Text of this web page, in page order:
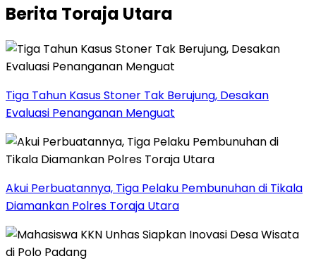
Berita Toraja Utara
Tiga Tahun Kasus Stoner Tak Berujung, Desakan
Evaluasi Penanganan Menguat
Akui Perbuatannya, Tiga Pelaku Pembunuhan di Tikala
Diamankan Polres Toraja Utara